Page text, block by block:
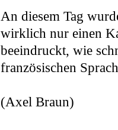
An diesem Tag
wirklich nur einen
beeindruckt, wie
französischen
(Axel Braun)